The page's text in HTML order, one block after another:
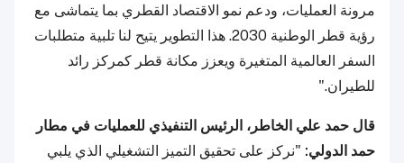
مرونة العمليات، ودعم نمو الاقتصاد القطري بما يتماشى مع
رؤية قطر الوطنية 2030. هذا التطوير يتيح لنا تلبية متطلبات
السفر العالمية المتغيرة ويعزز مكانة قطر كمركز رائد
للطيران."
قال حمد علي الخاطر، الرئيس التنفيذي للعمليات في مطار
حمد الدولي: "نركز على تحقيق التميز التشغيلي الذي يلبي